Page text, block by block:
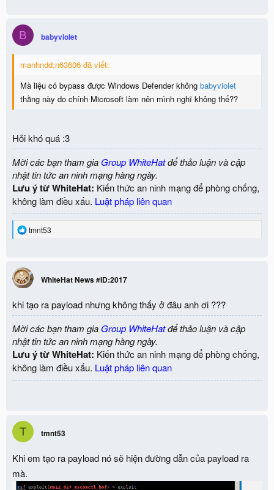
B babyviolet
manhndd;n63606 đã viết:
Mà liệu có bypass được Windows Defender không babyviolet
thằng này do chính Microsoft làm nên mình nghĩ không thể??
Hỏi khó quá :3
Mời các bạn tham gia Group WhiteHatđể thảo luận và cập
nhật tin tức an ninh mạng hàng ngày.
Lưu ý từ WhiteHat: Kiến thức an ninh mạng để phòng chống,
không làm điều xấu. Luật pháp liên quan
R
t
i
o
s
:
tmnt53
WhiteHat News #ID:2017
khi tạo ra payload nhưng không thấy ở đâu anh ơi ???
Mời các bạn tham gia Group WhiteHatđể thảo luận và cập
nhật tin tức an ninh mạng hàng ngày.
Lưu ý từ WhiteHat: Kiến thức an ninh mạng để phòng chống,
không làm điều xấu. Luật pháp liên quan
T tmnt53
Khi em tạo ra payload nó sẽ hiện đường dẫn của payload ra
mà.